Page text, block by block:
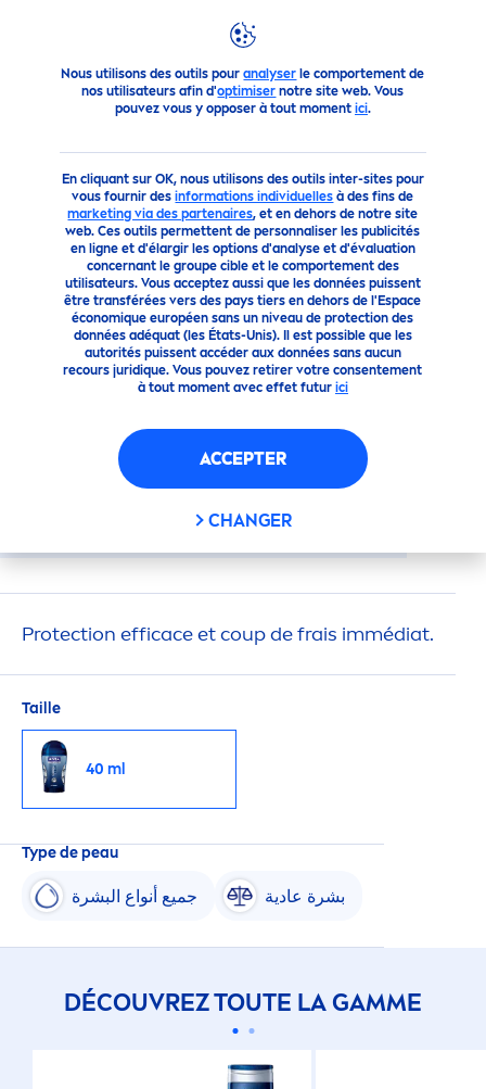
Nous utilisons des outils pouranalyser le comportement de
nos utilisateurs afin d'optimiser notre site web. Vous
pouvez vous y opposer à tout moment ici.
En cliquant sur OK, nous utilisons des outils inter-sites pour
vous fournir desinformations individuelles à des fins de
marketing via des partenaires, et en dehors de notre site
web. Ces outils permettent de personnaliser les publicités
en ligne et d'élargir les options d'analyse et d'évaluation
concernant le groupe cible et le comportement des
utilisateurs. Vous acceptez aussi que les données puissent
être transférées vers des pays tiers en dehors de l'Espace
économique européen sans un niveau de protection des
données adéquat (les États-Unis). Il est possible que les
autorités puissent accéder aux données sans aucun
recours juridique. Vous pouvez retirer votre consentement
à tout moment avec effet futur ici
ACCEPTER
CHANGER
COOL
Protection efficace et coup de frais immédiat.
Taille
40 ml
Type de peau
جميع أنواع البشرة بشرة عادية
DÉCOUVREZ TOUTE LA GAMME